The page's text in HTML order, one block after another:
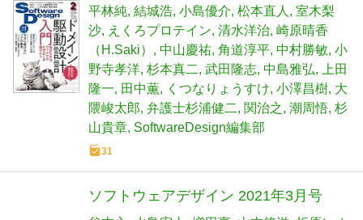
平林純 結城浩 小島優介 松本直人
室木梨
沙
えくろプロテイン 清水洋治 崎原晴香
（H.Saki）
中山慶祐 角道淳平 中村勝敏 小
野寺孝洋 杉本真二 武田隆志 中島雅弘
上田
隆一
田中薫 くつなりょうすけ 小澤昌樹 大
隈峻太郎 弁護士杉浦健二 関治之 潮周悟 杉
山貴章 SoftwareDesign編集部
31
ソフトウェアデザイン 2021年3月号